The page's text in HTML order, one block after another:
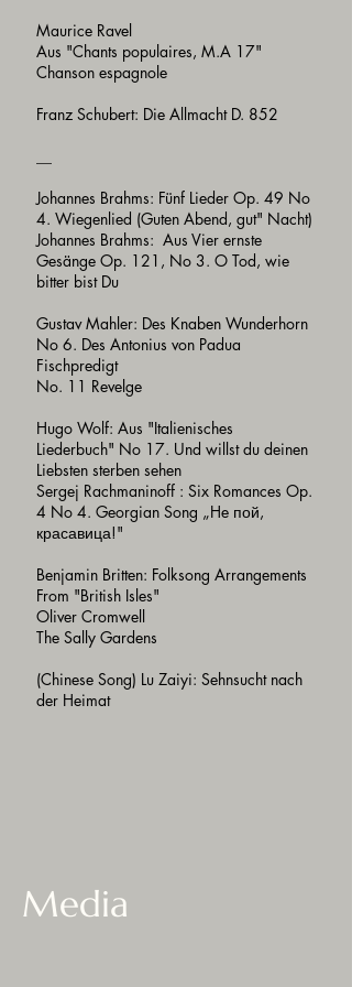
Media
Maurice Ravel
Aus "Chants populaires, M.A 17"
Chanson espagnole
Franz Schubert: Die Allmacht D. 852
Johannes Brahms: Fünf Lieder Op. 49 No
4. Wiegenlied (Guten Abend, gut" Nacht)
Johannes Brahms: Aus Vier ernste
Gesänge Op. 121, No 3. O Tod, wie
bitter bist Du
Gustav Mahler: Des Knaben Wunderhorn
No 6. Des Antonius von Padua
Fischpredigt
No. 11 Revelge
Hugo Wolf: Aus "Italienisches
Liederbuch" No 17. Und willst du deinen
Liebsten sterben sehen
Sergej Rachmaninoff : Six Romances Op.
4 No 4. Georgian Song „He пой,
красавица!"
Benjamin Britten: Folksong Arrangements
From "British Isles"
Oliver Cromwell
The Sally Gardens
(Chinese Song) Lu Zaiyi: Sehnsucht nach
der Heimat